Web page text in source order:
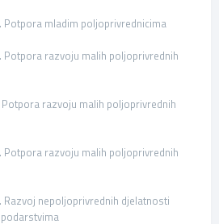
Potpora mladim poljoprivrednicima
Potpora razvoju malih poljoprivrednih
Potpora razvoju malih poljoprivrednih
Potpora razvoju malih poljoprivrednih
Razvoj nepoljoprivrednih djelatnosti